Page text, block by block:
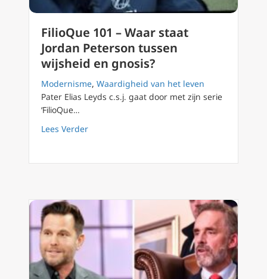
FilioQue 101 – Waar staat
Jordan Peterson tussen
wijsheid en gnosis?
Modernisme, Waardigheid van het leven
Pater Elias Leyds c.s.j. gaat door met zijn serie
‘FilioQue…
Lees Verderabout FilioQue 101 – Waar staat Jordan